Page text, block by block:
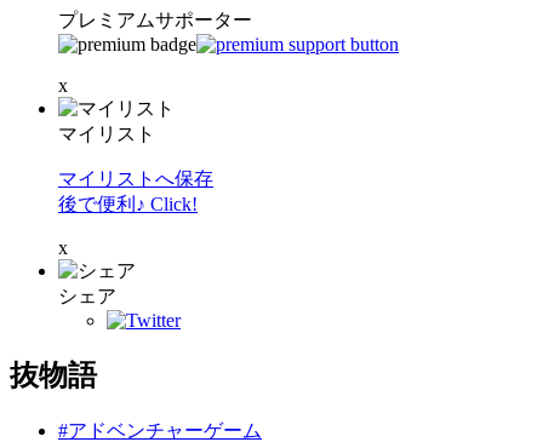
プレミアムサポーター
x
マイリスト
マイリストへ保存
後で便利♪ Click!
x
シェア
抜物語
#アドベンチャーゲーム